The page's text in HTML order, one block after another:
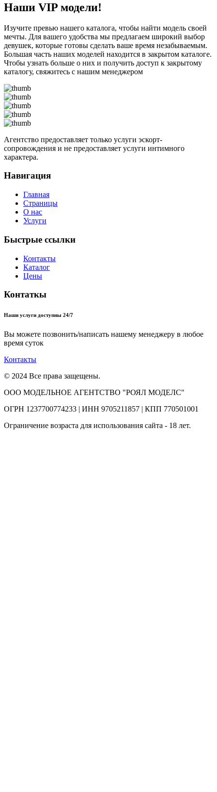
Наши VIP модели!
Изучите превью нашего каталога, чтобы найти модель своей
мечты. Для вашего удобства мы предлагаем широкий выбор
девушек, которые готовы сделать ваше время незабываемым.
Большая часть наших моделей находится в закрытом каталоге.
Чтобы узнать больше о них и получить доступ к закрытому
каталогу, свяжитесь с нашим менеджером
Агентство предоставляет только услуги эскорт-
сопровождения и не предоставляет услуги интимного
характера.
Навигация
Главная
Страницы
О нас
Услуги
Быстрые ссылки
Контакты
Каталог
Цены
Контаткы
Наши услуги доступны 24/7
Вы можете позвонить/написать нашему менеджеру в любое
время суток
Контакты
© 2024 Все права защещены.
ООО МОДЕЛЬНОЕ АГЕНТСТВО "РОЯЛ МОДЕЛС"
ОГРН 1237700774233 | ИНН 9705211857 | КПП 770501001
Ограничение возраста для использования сайта - 18 лет.